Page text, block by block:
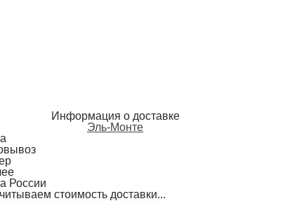
Информация о доставке
Эль-Монте
России
стоимость доставки...